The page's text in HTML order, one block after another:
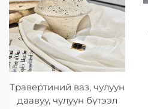
Травертиний ваз, чулуун
даавуу, чулуун бүтээл